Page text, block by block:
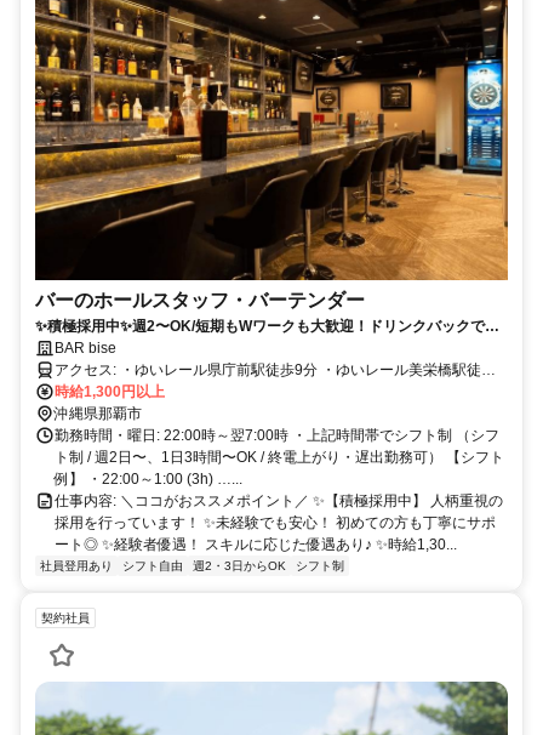
バーのホールスタッフ・バーテンダー
✨積極採用中✨週2〜OK/短期もWワークも大歓迎！ドリンクバックで稼
げる×オシャレ完全自由♪
BAR bise
アクセス: ・ゆいレール県庁前駅徒歩9分 ・ゆいレール美栄橋駅徒歩
10分
時給1,300円以上
沖縄県那覇市
勤務時間・曜日: 22:00時～翌7:00時 ・上記時間帯でシフト制 （シフ
ト制 / 週2日〜、1日3時間〜OK / 終電上がり・遅出勤務可） 【シフト
例】 ・22:00～1:00 (3h) …...
仕事内容: ＼ココがおススメポイント／ ✨【積極採用中】 人柄重視の
採用を行っています！ ✨未経験でも安心！ 初めての方も丁寧にサポ
ート◎ ✨経験者優遇！ スキルに応じた優遇あり♪ ✨時給1,30...
社員登用あり シフト自由 週2・3日からOK シフト制
契約社員